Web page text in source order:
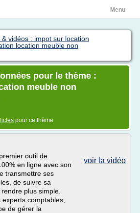
Menu
vidéos : impot sur location
location meuble non
pour le thème :
meuble non
pour ce thème
voir la vidéo
outil de
en ligne avec son
transmettre ses
de suivre sa
plus simple.
comptables,
de gérer la